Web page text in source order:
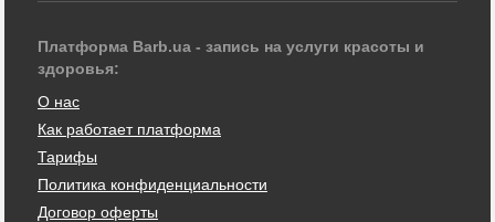
Платформа Barb.ua - запись на услуги красоты и
здоровья:
О нас
Как работает платформа
Тарифы
Политика конфиденциальности
Договор оферты